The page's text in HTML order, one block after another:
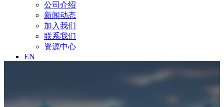
公司介绍
新闻动态
加入我们
联系我们
资源中心
EN